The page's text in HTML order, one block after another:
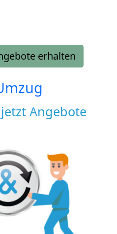
erhalten
Angebote